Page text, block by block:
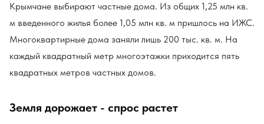
Крымчане выбирают частные дома. Из общих 1,25 млн кв.
м введенного жилья более 1,05 млн кв. м пришлось на ИЖС.
Многоквартирные дома заняли лишь 200 тыс. кв. м. На
каждый квадратный метр многоэтажки приходится пять
квадратных метров частных домов.
Земля дорожает - спрос растет